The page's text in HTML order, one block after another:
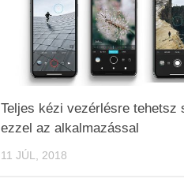
Teljes kézi vezérlésre tehetsz
ezzel az alkalmazással
11 JÚL, 2018